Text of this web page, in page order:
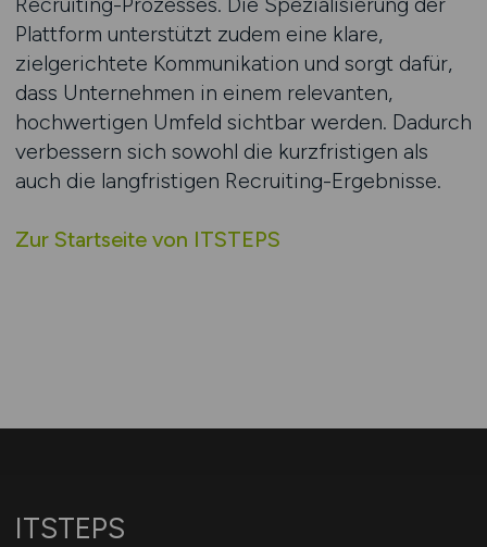
Plattform unterstützt zudem eine klare,
zielgerichtete Kommunikation und sorgt dafür,
dass Unternehmen in einem relevanten,
hochwertigen Umfeld sichtbar werden. Dadurch
verbessern sich sowohl die kurzfristigen als
auch die langfristigen Recruiting-Ergebnisse.
Zur Startseite von ITSTEPS
ITSTEPS